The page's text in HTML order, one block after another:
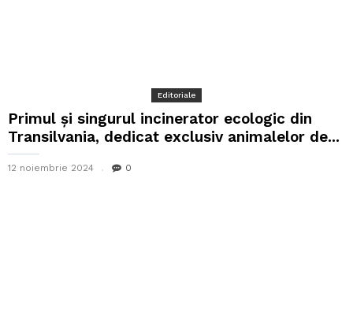
Editoriale
Primul și singurul incinerator ecologic din
Transilvania, dedicat exclusiv animalelor de...
12 noiembrie 2024 0